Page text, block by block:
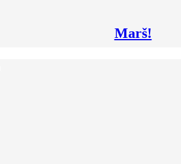
Marš!